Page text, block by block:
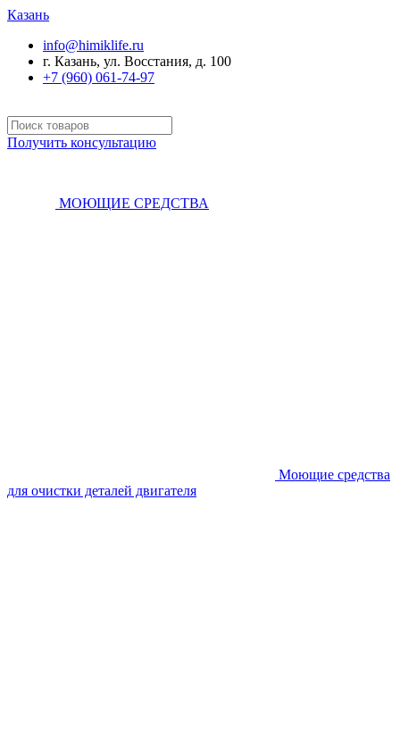
Казань
info@himiklife.ru
г. Казань, ул. Восстания, д. 100
+7 (960) 061-74-97
Получить консультацию
МОЮЩИЕ СРЕДСТВА
Моющие средства
для очистки деталей двигателя